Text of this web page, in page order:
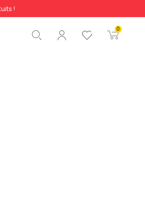
!
0
0,00 €
la commande